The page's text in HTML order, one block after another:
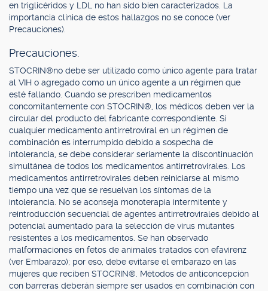
en triglicéridos y LDL no han sido bien caracterizados. La
importancia clínica de estos hallazgos no se conoce (ver
Precauciones).
Precauciones.
STOCRIN®no debe ser utilizado como único agente para tratar
al VIH o agregado como un único agente a un régimen que
esté fallando. Cuando se prescriben medicamentos
concomitantemente con STOCRIN®, los médicos deben ver la
circular del producto del fabricante correspondiente. Si
cualquier medicamento antirretroviral en un régimen de
combinación es interrumpido debido a sospecha de
intolerancia, se debe considerar seriamente la discontinuación
simultánea de todos los medicamentos antirretrovirales. Los
medicamentos antirretrovirales deben reiniciarse al mismo
tiempo una vez que se resuelvan los síntomas de la
intolerancia. No se aconseja monoterapia intermitente y
reintroducción secuencial de agentes antirretrovirales debido al
potencial aumentado para la selección de virus mutantes
resistentes a los medicamentos. Se han observado
malformaciones en fetos de animales tratados con efavirenz
(ver Embarazo); por eso, debe evitarse el embarazo en las
mujeres que reciben STOCRIN®. Métodos de anticoncepción
con barreras deberán siempre ser usados en combinación con